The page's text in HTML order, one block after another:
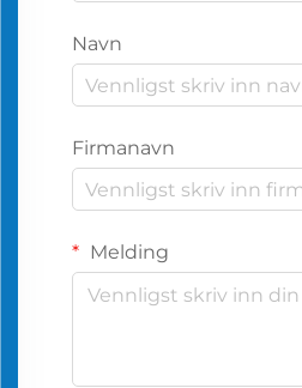
Navn
Firmanavn
Melding